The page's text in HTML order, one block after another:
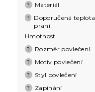
? Materiál
?
Doporučená teplota
praní
Hmotnost
? Rozměr povlečení
? Motiv povlečení
? Styl povlečení
? Zapínání